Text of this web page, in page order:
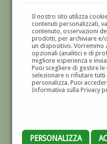
Il nostro sito utilizza
contenuti personalizzati,
contenuto, osservazioni
prodotti, per archiviare e/
un dispositivo. Vorremmo
opzionali (analitici e di
migliore esperienza e
Puoi scegliere di gestire
selezionare o rifiutare
personalizza. Puoi
Informativa sulla Privacy
PERSONALIZZA
GALLERIA
DIPINTI E